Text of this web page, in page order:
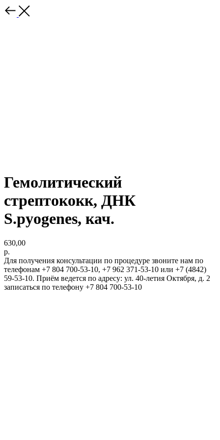
Гемолитический
стрептококк, ДНК
S.pyogenes, кач.
630,00
р.
Для получения консультации по процедуре звоните нам по
телефонам +7 804 700-53-10, +7 962 371-53-10 или +7 (4842)
59-53-10. Приём ведется по адресу: ул. 40-летия Октября, д. 2
записаться по телефону +7 804 700-53-10